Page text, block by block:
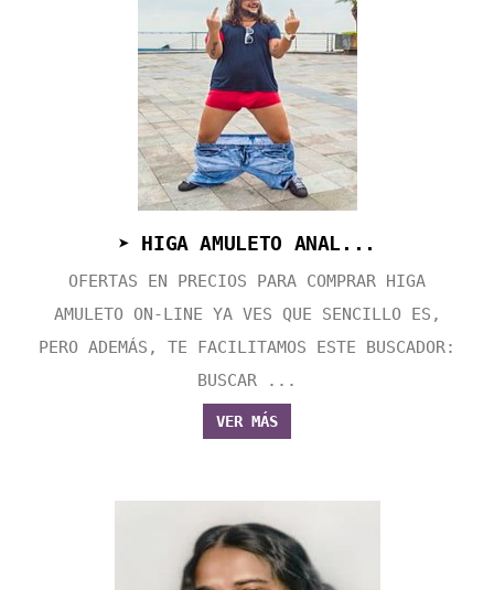
➤ HIGA AMULETO ANAL...
OFERTAS EN PRECIOS PARA COMPRAR HIGA
AMULETO ON-LINE YA VES QUE SENCILLO ES,
PERO ADEMÁS, TE FACILITAMOS ESTE BUSCADOR:
BUSCAR ...
VER MÁS